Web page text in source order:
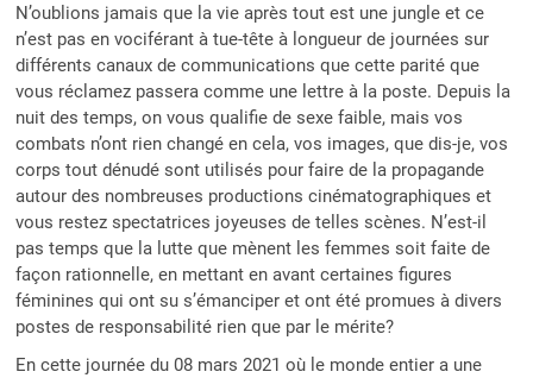
N’oublions jamais que la vie après tout est une jungle et ce
n’est pas en vociférant à tue-tête à longueur de journées sur
différents canaux de communications que cette parité que
vous réclamez passera comme une lettre à la poste. Depuis la
nuit des temps, on vous qualifie de sexe faible, mais vos
combats n’ont rien changé en cela, vos images, que dis-je, vos
corps tout dénudé sont utilisés pour faire de la propagande
autour des nombreuses productions cinématographiques et
vous restez spectatrices joyeuses de telles scènes. N’est-il
pas temps que la lutte que mènent les femmes soit faite de
façon rationnelle, en mettant en avant certaines figures
féminines qui ont su s’émanciper et ont été promues à divers
postes de responsabilité rien que par le mérite?
En cette journée du 08 mars 2021 où le monde entier a une